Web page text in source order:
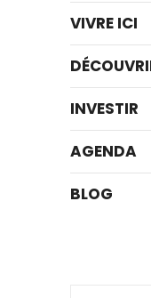
VIVRE ICI
INVESTIR
AGENDA
BLOG